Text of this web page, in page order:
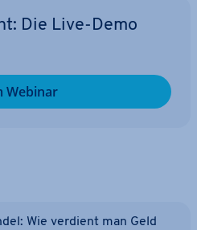
Die Live-Demo
Webinar
Wie verdient man Geld